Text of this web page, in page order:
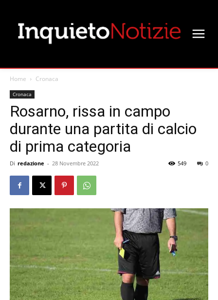
Home Cronaca
Cronaca
Rosarno, rissa in campo
durante una partita di calcio
di prima categoria
Di redazione - 28 Novembre 2022 0
549